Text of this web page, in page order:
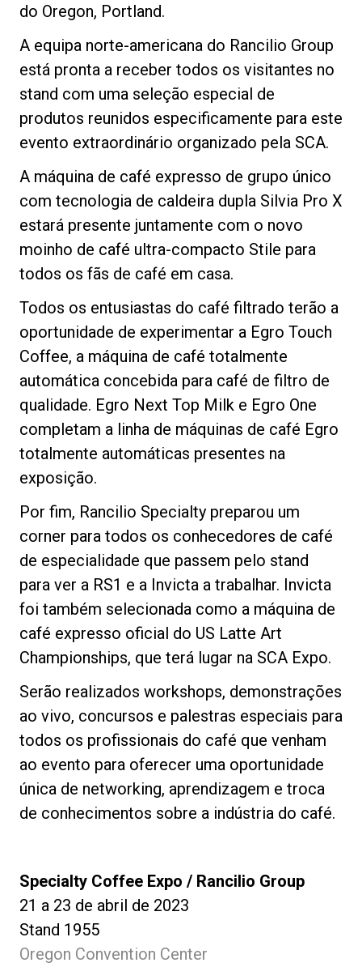
do Oregon, Portland.
A equipa norte-americana do Rancilio Group
está pronta a receber todos os visitantes no
stand com uma seleção especial de
produtos reunidos especificamente para este
evento extraordinário organizado pela SCA.
A máquina de café expresso de grupo único
com tecnologia de caldeira dupla Silvia Pro X
estará presente juntamente com o novo
moinho de café ultra-compacto Stile para
todos os fãs de café em casa.
Todos os entusiastas do café filtrado terão a
oportunidade de experimentar a Egro Touch
Coffee, a máquina de café totalmente
automática concebida para café de filtro de
qualidade. Egro Next Top Milk e Egro One
completam a linha de máquinas de café Egro
totalmente automáticas presentes na
exposição.
Por fim, Rancilio Specialty preparou um
corner para todos os conhecedores de café
de especialidade que passem pelo stand
para ver a RS1 e a Invicta a trabalhar. Invicta
foi também selecionada como a máquina de
café expresso oficial do US Latte Art
Championships, que terá lugar na SCA Expo.
Serão realizados workshops, demonstrações
ao vivo, concursos e palestras especiais para
todos os profissionais do café que venham
ao evento para oferecer uma oportunidade
única de networking, aprendizagem e troca
de conhecimentos sobre a indústria do café.
Specialty Coffee Expo / Rancilio Group
21 a 23 de abril de 2023
Stand 1955
Oregon Convention Center
Sustentabilidade
Connect
Contacte-nos
Política de Privacidade